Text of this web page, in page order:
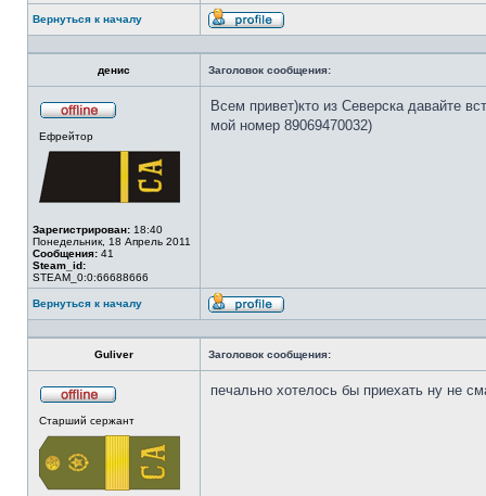
Вернуться к началу
Профиль
денис Заголовок сообщения:
сети
Ефрейтор
Зарегистрирован: 18:40
Понедельник, 18 Апрель 2011
Сообщения: 41
Steam_id:
STEAM_0:0:66688666
Всем привет)кто из Северска давайте
мой номер 89069470032)
Вернуться к началу
Профиль
Guliver Заголовок сообщения:
в
сети
Старший сержант
печально хотелось бы приехать ну не